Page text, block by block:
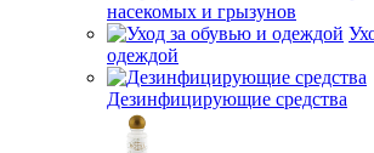
насекомых и грызунов
одеждой
Дезинфицирующие средства